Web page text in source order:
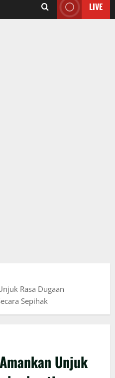
LIVE
Rasa Dugaan
Sepihak
Unjuk